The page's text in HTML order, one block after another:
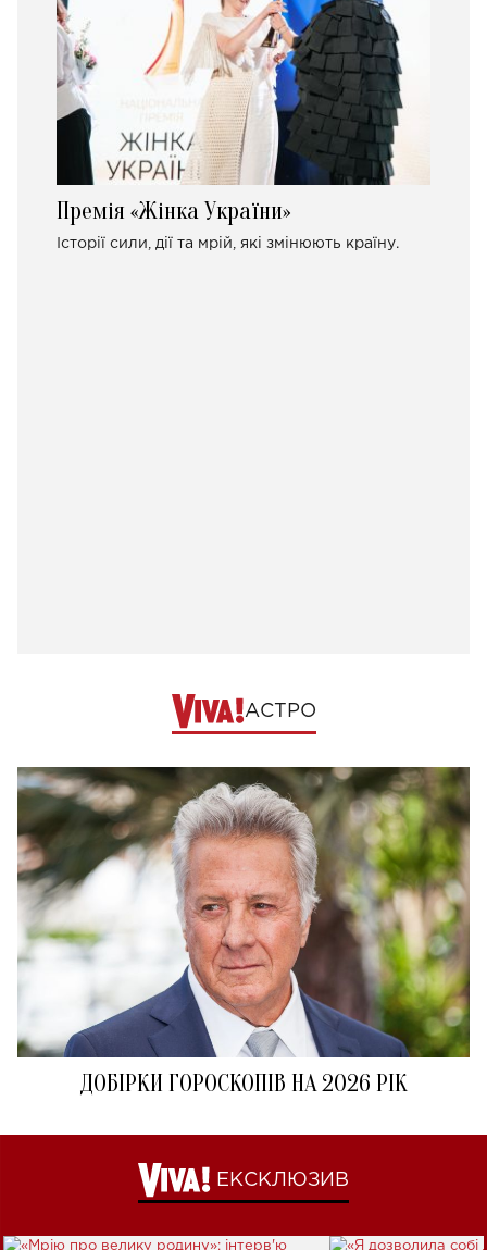
Премія «Жінка України»
Історії сили, дії та мрій, які змінюють країну.
АСТРО
ДОБІРКИ ГОРОСКОПІВ НА 2026 РІК
ЕКСКЛЮЗИВ